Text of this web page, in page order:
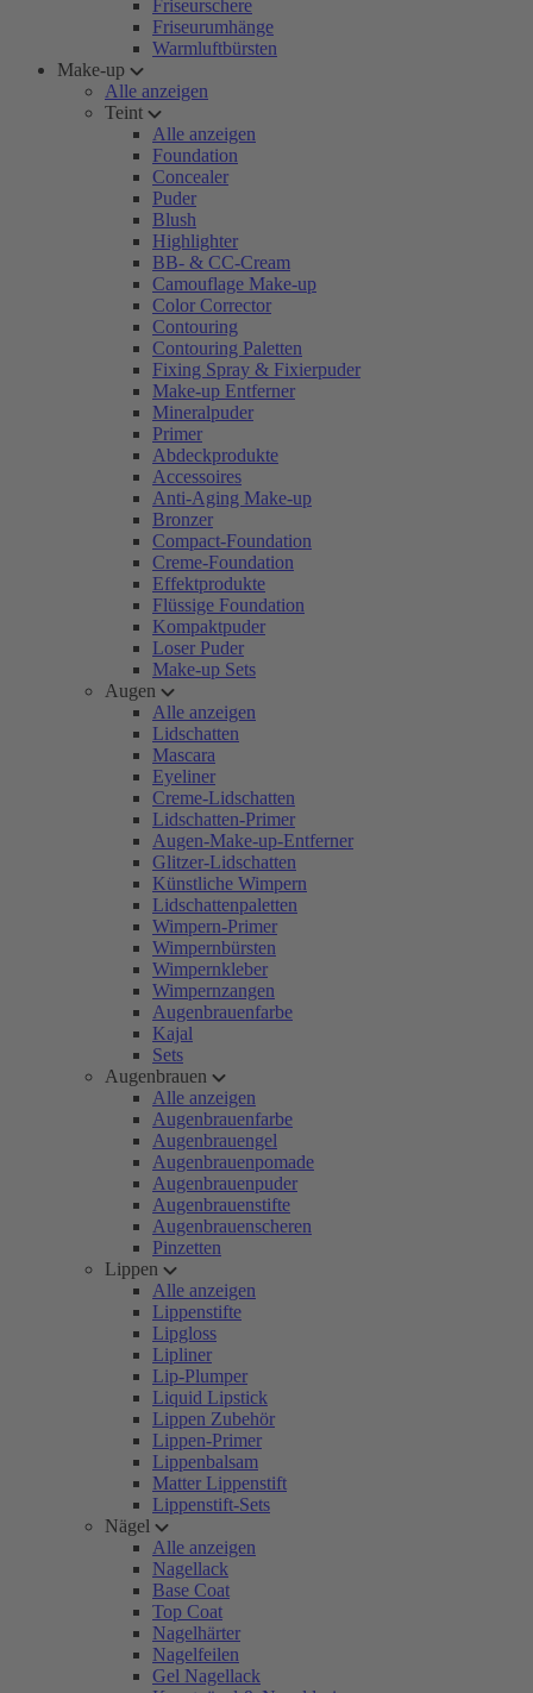
Friseurschere
Friseurumhänge
Warmluftbürsten
Make-up
Alle anzeigen
Teint
Alle anzeigen
Foundation
Concealer
Puder
Blush
Highlighter
BB- & CC-Cream
Camouflage Make-up
Color Corrector
Contouring
Contouring Paletten
Fixing Spray & Fixierpuder
Make-up Entferner
Mineralpuder
Primer
Abdeckprodukte
Accessoires
Anti-Aging Make-up
Bronzer
Compact-Foundation
Creme-Foundation
Effektprodukte
Flüssige Foundation
Kompaktpuder
Loser Puder
Make-up Sets
Augen
Alle anzeigen
Lidschatten
Mascara
Eyeliner
Creme-Lidschatten
Lidschatten-Primer
Augen-Make-up-Entferner
Glitzer-Lidschatten
Künstliche Wimpern
Lidschattenpaletten
Wimpern-Primer
Wimpernbürsten
Wimpernkleber
Wimpernzangen
Augenbrauenfarbe
Kajal
Sets
Augenbrauen
Alle anzeigen
Augenbrauenfarbe
Augenbrauengel
Augenbrauenpomade
Augenbrauenpuder
Augenbrauenstifte
Augenbrauenscheren
Pinzetten
Lippen
Alle anzeigen
Lippenstifte
Lipgloss
Lipliner
Lip-Plumper
Liquid Lipstick
Lippen Zubehör
Lippen-Primer
Lippenbalsam
Matter Lippenstift
Lippenstift-Sets
Nägel
Alle anzeigen
Nagellack
Base Coat
Top Coat
Nagelhärter
Nagelfeilen
Gel Nagellack